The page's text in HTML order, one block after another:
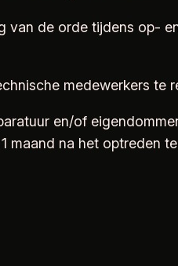
de orde tijdens op-
medewerkers
en/of
maand na het optreden